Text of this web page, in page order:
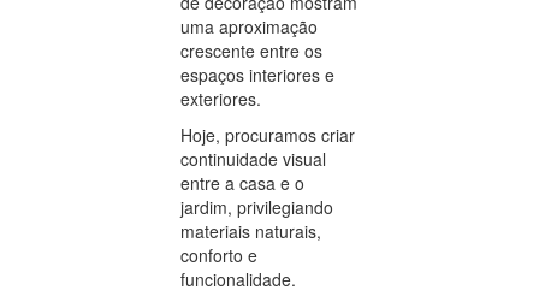
uma aproximação
crescente entre os
espaços interiores e
exteriores.
Hoje, procuramos criar
continuidade visual
entre a casa e o
jardim, privilegiando
materiais naturais,
conforto e
funcionalidade.